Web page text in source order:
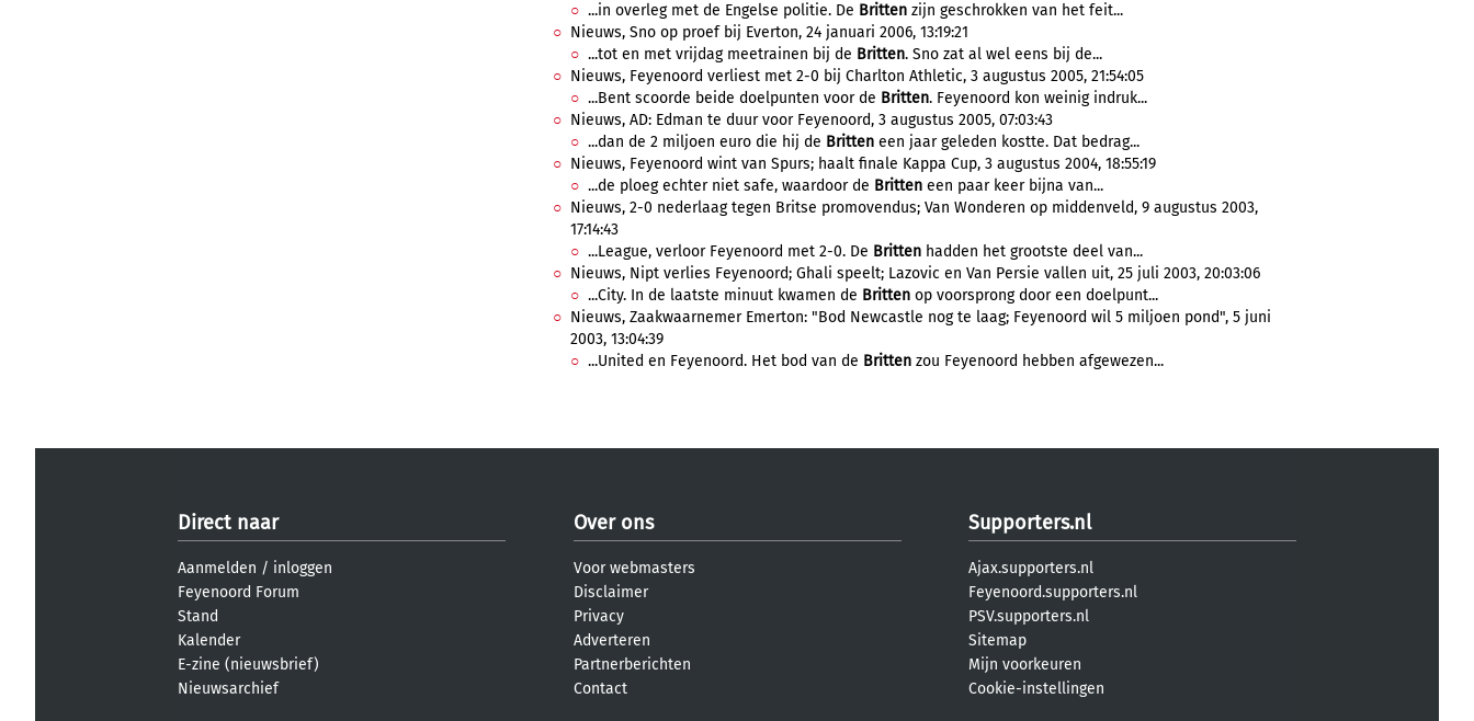
...in overleg met de Engelse politie. De Britten zijn geschrokken van het feit...
Nieuws, Sno op proef bij Everton, 24 januari 2006, 13:19:21
...tot en met vrijdag meetrainen bij de Britten. Sno zat al wel eens bij de...
Nieuws, Feyenoord verliest met 2-0 bij Charlton Athletic, 3 augustus 2005, 21:54:05
...Bent scoorde beide doelpunten voor de Britten. Feyenoord kon weinig indruk...
Nieuws, AD: Edman te duur voor Feyenoord, 3 augustus 2005, 07:03:43
...dan de 2 miljoen euro die hij de Britten een jaar geleden kostte. Dat bedrag...
Nieuws, Feyenoord wint van Spurs; haalt finale Kappa Cup, 3 augustus 2004, 18:55:19
...de ploeg echter niet safe, waardoor de Britten een paar keer bijna van...
Nieuws, 2-0 nederlaag tegen Britse promovendus; Van Wonderen op middenveld, 9 augustus 2003,
17:14:43
...League, verloor Feyenoord met 2-0. De Britten hadden het grootste deel van...
Nieuws, Nipt verlies Feyenoord; Ghali speelt; Lazovic en Van Persie vallen uit, 25 juli 2003, 20:03:06
...City. In de laatste minuut kwamen de Britten op voorsprong door een doelpunt...
Nieuws, Zaakwaarnemer Emerton: "Bod Newcastle nog te laag; Feyenoord wil 5 miljoen pond", 5 juni
2003, 13:04:39
...United en Feyenoord. Het bod van de Britten zou Feyenoord hebben afgewezen...
Direct naar
Aanmelden / inloggen
Feyenoord Forum
Stand
Kalender
E-zine (nieuwsbrief)
Nieuwsarchief
Over ons
Voor webmasters
Disclaimer
Privacy
Adverteren
Partnerberichten
Contact
Supporters.nl
Ajax.supporters.nl
Feyenoord.supporters.nl
PSV.supporters.nl
Sitemap
Mijn voorkeuren
Cookie-instellingen